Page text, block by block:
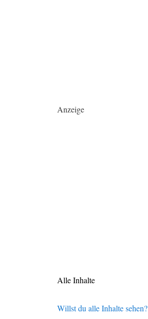
Anzeige
Alle Inhalte
Willst du alle Inhalte sehen?